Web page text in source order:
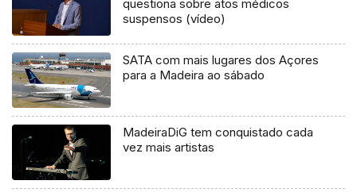
questiona sobre atos médicos
suspensos (vídeo)
SATA com mais lugares dos Açores
para a Madeira ao sábado
MadeiraDiG tem conquistado cada
vez mais artistas